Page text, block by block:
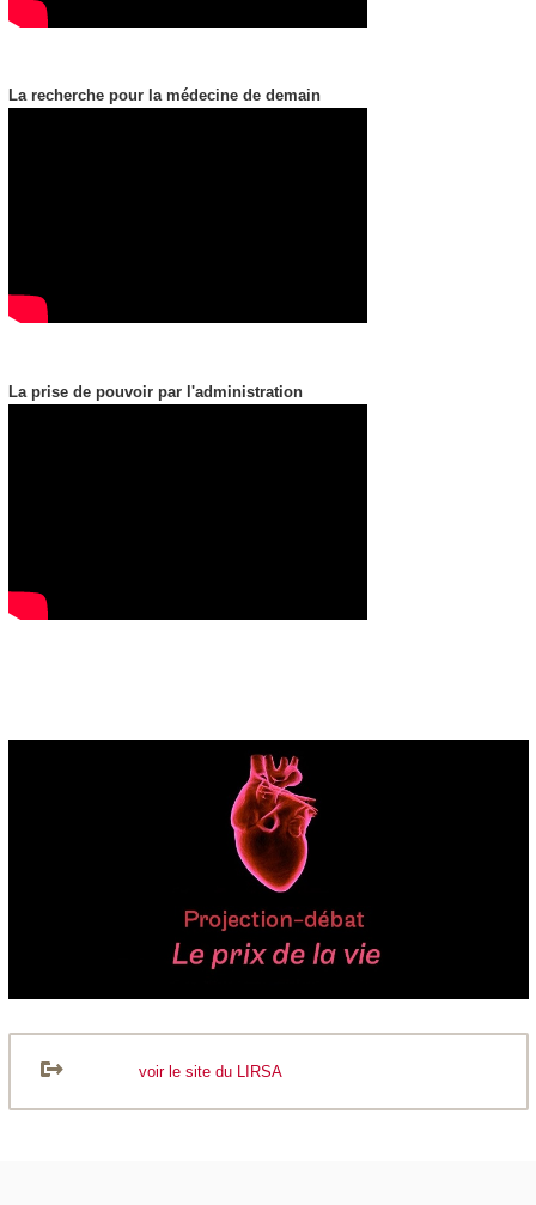
La recherche pour la médecine de demain
La prise de pouvoir par l'administration
voir le site du LIRSA